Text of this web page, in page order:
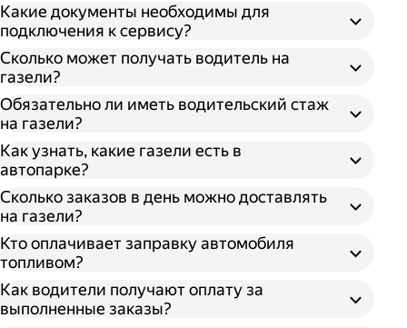
Какие документы необходимы для
подключения к сервису?
Сколько может получать водитель на
газели?
Обязательно ли иметь водительский стаж
на газели?
Как узнать, какие газели есть в
автопарке?
Сколько заказов в день можно доставлять
на газели?
Кто оплачивает заправку автомобиля
топливом?
Как водители получают оплату за
выполненные заказы?